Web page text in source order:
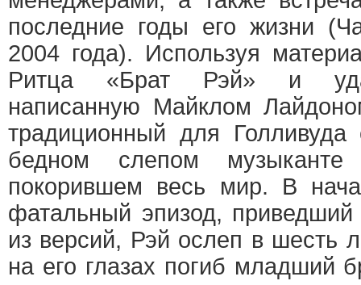
последние годы его жизни
2004 года). Используя
Ритца «Брат Рэй» и
написанную Майклом
традиционный для
бедном слепом
покорившем весь мир. В
фатальный эпизод,
из версий, Рэй ослеп в шесть
на его глазах погиб младший